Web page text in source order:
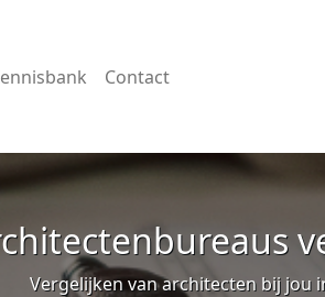
Contact
Vergelijken van architecten bij jou